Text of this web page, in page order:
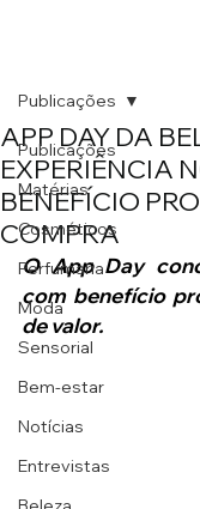
Publicações
Matérias
Cosméticos
Perfumaria
Moda
Sensorial
Bem-estar
Notícias
Entrevistas
Publicações
APP DAY DA
EXPERIÊNCIA
BENEFÍCIO
COMPRA
O App Day
com benefício
de valor.